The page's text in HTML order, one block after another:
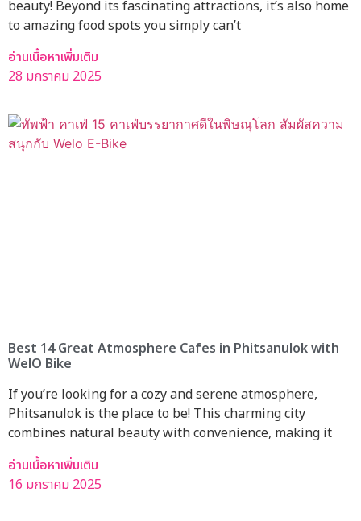
beauty! Beyond its fascinating attractions, it’s also home
to amazing food spots you simply can’t
อ่านเนื้อหาเพิ่มเติม
28 มกราคม 2025
Best 14 Great Atmosphere Cafes in Phitsanulok with
WelO Bike
If you’re looking for a cozy and serene atmosphere,
Phitsanulok is the place to be! This charming city
combines natural beauty with convenience, making it
อ่านเนื้อหาเพิ่มเติม
16 มกราคม 2025